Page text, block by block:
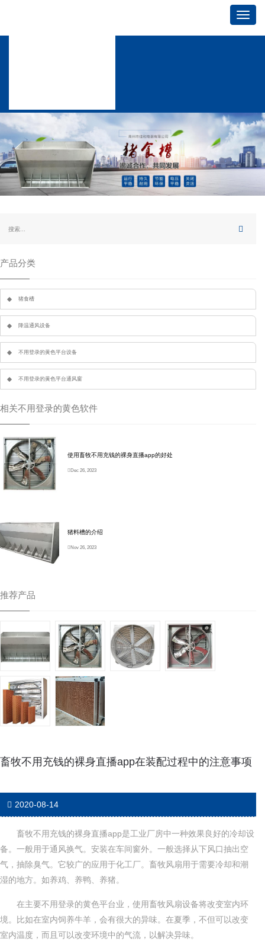
畜牧不用充钱的裸身直播app在装配过程中的注意事项
2020-08-14
畜牧不用充钱的裸身直播app是工业厂房中一种效果良好的冷却设
备。一般用于通风换气。安装在车间窗外。一般选择从下风口抽出空
气，抽除臭气。它较广的应用于化工厂。畜牧风扇用于需要冷却和潮
湿的地方。如养鸡、养鸭、养猪。
在主要不用登录的黄色平台业，使用畜牧风扇设备将改变室内环
境。比如在室内饲养牛羊，会有很大的异味。在夏季，不但可以改变
室内温度，而且可以改变环境中的气流，以解决异味。
产品分类
猪食槽
降温通风设备
不用登录的黄色平台设备
不用登录的黄色平台通风窗
相关不用登录的黄色软件
使用畜牧不用充钱的裸身直播app的好处
Dec 26, 2023
猪料槽的介绍
Nov 26, 2023
推荐产品